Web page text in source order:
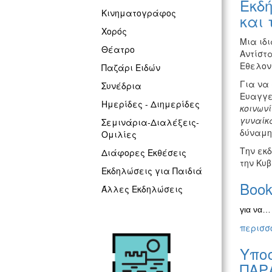
Κινηματογράφος
Χορός
Θέατρο
Παζάρι Ειδών
Συνέδρια
Ημερίδες - Διημερίδες
Σεμινάρια-Διαλέξεις-
Ομιλίες
Διάφορες Εκθέσεις
Εκδηλώσεις για Παιδιά
Άλλες Εκδηλώσεις
και
Μια
Για να
Την
την
για να…